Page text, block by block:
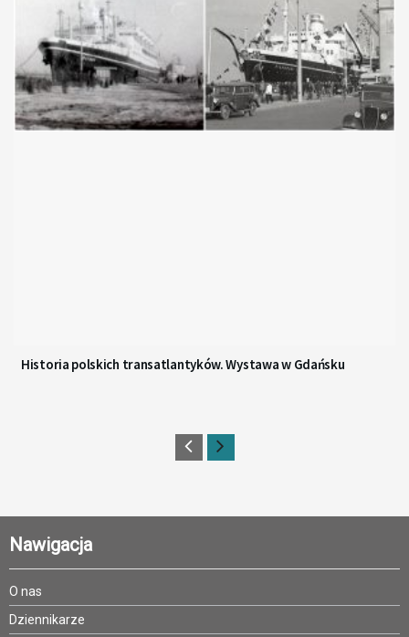
Historia polskich transatlantyków. Wystawa w Gdańsku
Nawigacja
O nas
Dziennikarze